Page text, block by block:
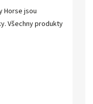
Horse jsou
Všechny produkty